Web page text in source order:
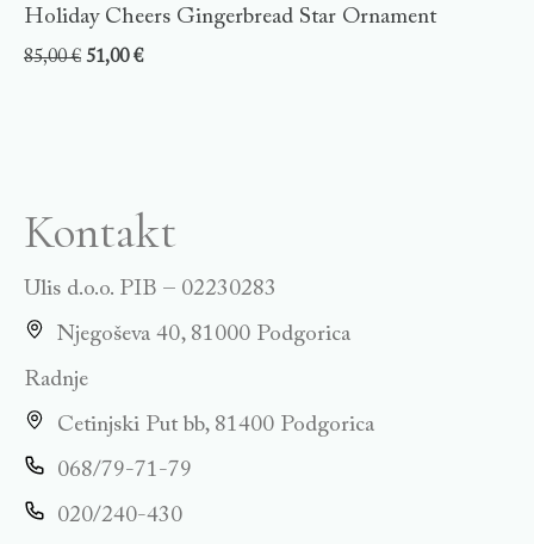
Holiday Cheers Gingerbread Star Ornament
85,00€ 51,00€
Kontakt
Ulis d.o.o. PIB – 02230283
Njegoševa 40, 81000 Podgorica
Radnje
Cetinjski Put bb, 81400 Podgorica
068/79-71-79
020/240-430